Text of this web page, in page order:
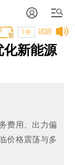
试听
T中
化新能源
费用、出力偏
价格震荡与多